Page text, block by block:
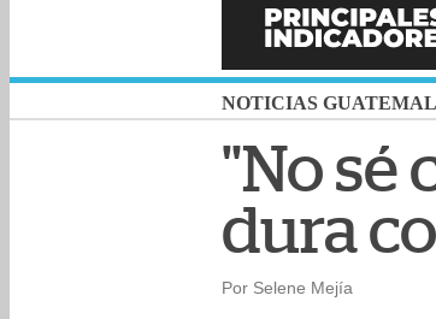
NOTICIAS
"No sé
dura
Por Selene Mejía